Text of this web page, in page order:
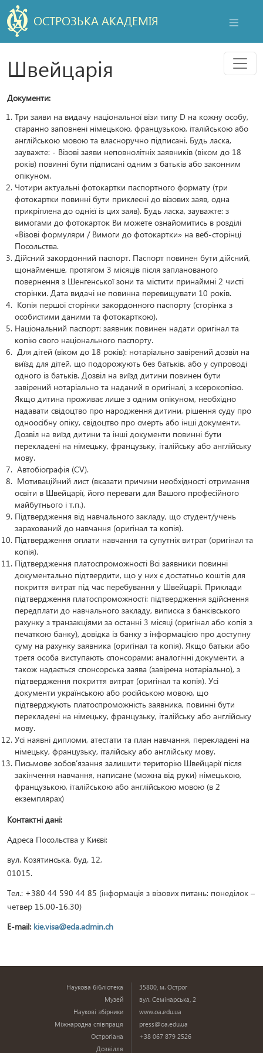
ОСТРОЗЬКА АКАДЕМІЯ
Швейцарія Меню
Документи:
Три заяви на видачу національної візи типу D на кожну особу,
старанно заповнені німецькою, французькою, італійською або
англійською мовою та власноручно підписані. Будь ласка,
зауважте: - Візові заяви неповнолітніх заявників (віком до 18
років) повинні бути підписані одним з батьків або законним
опікуном.
Чотири актуальні фотокартки паспортного формату (три
фотокартки повинні бути приклеєні до візових заяв, одна
прикріплена до однієї із цих заяв). Будь ласка, зауважте: з
вимогами до фотокарток Ви можете ознайомитись в розділі
«Візові формуляри / Вимоги до фотокартки» на веб-сторінці
Посольства.
Дійсний закордонний паспорт. Паспорт повинен бути дійсний,
щонайменше, протягом 3 місяців після запланованого
повернення з Шенгенської зони та містити принаймні 2 чисті
сторінки. Дата видачі не повинна перевищувати 10 років.
Копія першої сторінки закордонного паспорту (сторінка з
особистими даними та фотокарткою).
Національний паспорт: заявник повинен надати оригінал та
копію свого національного паспорту.
Для дітей (віком до 18 років): нотаріально завірений дозвіл на
виїзд для дітей, що подорожують без батьків, або у супроводі
одного із батьків. Дозвіл на виїзд дитини повинен бути
завірений нотаріально та наданий в оригіналі, з ксерокопією.
Якщо дитина проживає лише з одним опікуном, необхідно
надавати свідоцтво про народження дитини, рішення суду про
одноосібну опіку, свідоцтво про смерть або інші документи.
Дозвіл на виїзд дитини та інші документи повинні бути
перекладені на німецьку, французьку, італійську або англійську
мову.
Автобіографія (CV).
Мотиваційний лист (вказати причини необхідності отримання
освіти в Швейцарії, його переваги для Вашого професійного
майбутнього і т.п.).
Підтвердження від навчального закладу, що студент/учень
зарахований до навчання (оригінал та копія).
Підтвердження оплати навчання та супутніх витрат (оригінал та
копія).
Підтвердження платоспроможності Всі заявники повинні
документально підтвердити, що у них є достатньо коштів для
покриття витрат під час перебування у Швейцарії. Приклади
підтвердження платоспроможності: підтвердження здійснення
передплати до навчального закладу, виписка з банківського
рахунку з транзакціями за останні 3 місяці (оригінал або копія з
печаткою банку), довідка із банку з інформацією про доступну
суму на рахунку заявника (оригінал та копія). Якщо батьки або
третя особа виступають спонсорами: аналогічні документи, а
також надається спонсорська заява (завірена нотаріально), з
підтвердження покриття витрат (оригінал та копія). Усі
документи українською або російською мовою, що
підтверджують платоспроможність заявника, повинні бути
перекладені на німецьку, французьку, італійську або англійську
мову.
Усі наявні дипломи, атестати та план навчання, перекладені на
німецьку, французьку, італійську або англійську мову.
Письмове зобов’язання залишити територію Швейцарії після
закінчення навчання, написане (можна від руки) німецькою,
французькою, італійською або англійською мовою (в 2
екземплярах)
Контактні дані:
Адреса Посольства у Києві:
вул. Козятинська, буд. 12,
01015.
Тел.: +380 44 590 44 85 (інформація з візових питань: понеділок –
четвер 15.00-16.30)
E-mail: kie.visa@eda.admin.ch
Наукова бібліотека
Музей
Наукові збірники
Міжнародна співпраця
Острогіана
Дозвілля
35800, м. Острог
вул. Семінарська, 2
www.oa.edu.ua
press@oa.edu.ua
+38 067 879 2526